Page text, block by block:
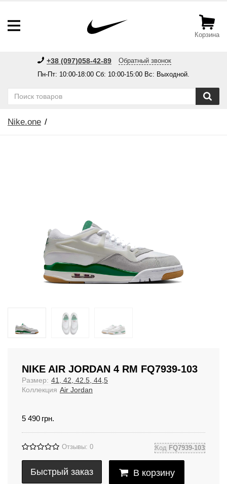
Корзина
+38 (097)058-42-89
Обратный звонок
Пн-Пт: 10:00-18:00 Сб: 10:00-15:00 Вс: Выходной.
Nike.one
NIKE AIR JORDAN 4 RM FQ7939-103
Размер: 41, 42, 42.5, 44,5
Коллекция Air Jordan
5 490 грн.
Отзывы: 0 Код FQ7939-103
Быстрый заказ В корзину